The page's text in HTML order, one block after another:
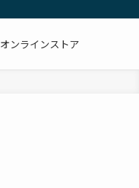
オンラインストア